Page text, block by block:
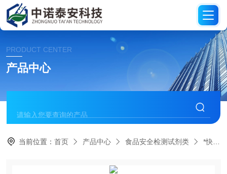
PRODUCT CENTER
产品中心
当前位置：首页 产品中心 食品安全检测试剂类 *快速检测试剂盒/对照品